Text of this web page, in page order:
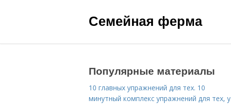
Семейная ферма
Популярные материалы
10 главных упражнений для тех. 10
минутный комплекс упражнений для тех, у